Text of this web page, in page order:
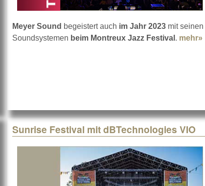
Meyer Sound begeistert auch im Jahr 2023 mit seinen
Soundsystemen beim Montreux Jazz Festival . mehr»
Sunrise Festival mit dBTechnologies VIO